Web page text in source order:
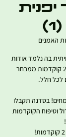
האמנים
בה נלמד אודות
טכניקת הגינון ונתנסה בהכנת 2 קוקדמות ממבחר
בסדנה תקבלו
וטיפוח הקוקדמות